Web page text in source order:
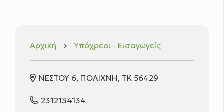
Αρχική keyboard_arrow_right Υπόχρεοι - Εισαγωγείς
ΝΕΣΤΟΥ 6, ΠΟΛΙΧΝΗ, ΤΚ 56429
2312134134